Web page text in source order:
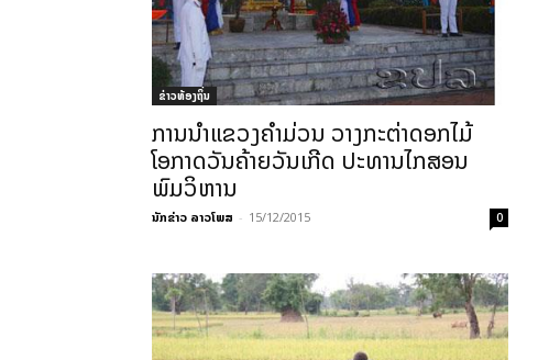
ຂ່າວທ້ອງຖິ່ນ
ການນຳແຂວງຄຳມ່ວນ ວາງກະຕ່າດອກໄມ້
ໂອກາດວັນຄ້າຍວັນເກີດ ປະທານໄກສອນ
ພົມວິຫານ
ນັກຂ່າວ ລາວໂພສ - 15/12/2015 0